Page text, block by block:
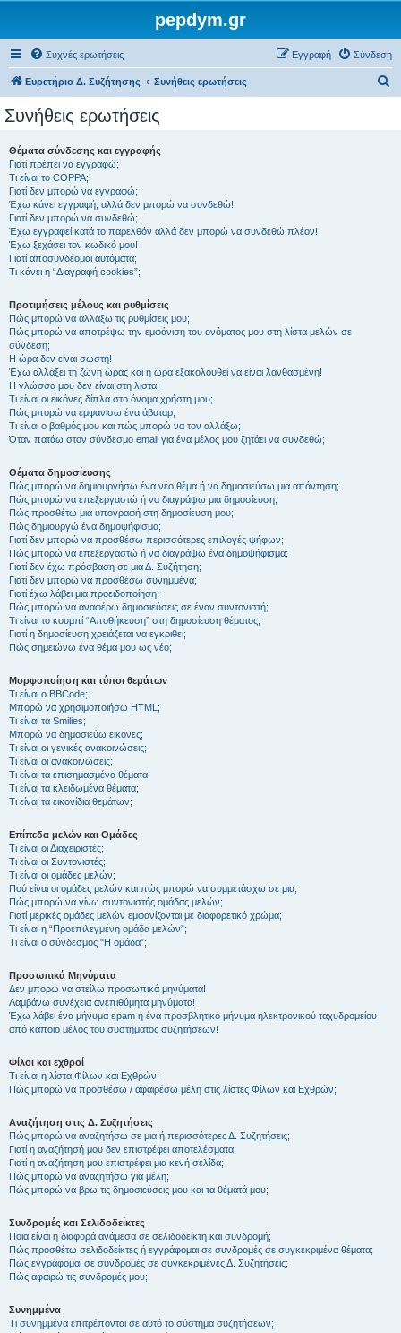
pepdym.gr
Συχνές ερωτήσεις Σύνδεση
Εγγραφή
Ευρετήριο Δ. Συζήτησης Συνήθεις ερωτήσεις
Συνήθεις ερωτήσεις
Θέματα σύνδεσης και εγγραφής
Γιατί πρέπει να εγγραφώ;
Τι είναι το COPPA;
Γιατί δεν μπορώ να εγγραφώ;
Έχω κάνει εγγραφή, αλλά δεν μπορώ να συνδεθώ!
Γιατί δεν μπορώ να συνδεθώ;
Έχω εγγραφεί κατά το παρελθόν αλλά δεν μπορώ να συνδεθώ πλέον!
Έχω ξεχάσει τον κωδικό μου!
Γιατί αποσυνδέομαι αυτόματα;
Τι κάνει η “Διαγραφή cookies”;
Προτιμήσεις μέλους και ρυθμίσεις
Πώς μπορώ να αλλάξω τις ρυθμίσεις μου;
Πώς μπορώ να αποτρέψω την εμφάνιση του ονόματος μου στη λίστα μελών σε
σύνδεση;
Η ώρα δεν είναι σωστή!
Έχω αλλάξει τη ζώνη ώρας και η ώρα εξακολουθεί να είναι λανθασμένη!
Η γλώσσα μου δεν είναι στη λίστα!
Τι είναι οι εικόνες δίπλα στο όνομα χρήστη μου;
Πώς μπορώ να εμφανίσω ένα άβαταρ;
Τι είναι ο βαθμός μου και πώς μπορώ να τον αλλάξω;
Όταν πατάω στον σύνδεσμο email για ένα μέλος μου ζητάει να συνδεθώ;
Θέματα δημοσίευσης
Πώς μπορώ να δημιουργήσω ένα νέο θέμα ή να δημοσιεύσω μια απάντηση;
Πώς μπορώ να επεξεργαστώ ή να διαγράψω μια δημοσίευση;
Πώς προσθέτω μια υπογραφή στη δημοσίευση μου;
Πώς δημιουργώ ένα δημοψήφισμα;
Γιατί δεν μπορώ να προσθέσω περισσότερες επιλογές ψήφων;
Πώς μπορώ να επεξεργαστώ ή να διαγράψω ένα δημοψήφισμα;
Γιατί δεν έχω πρόσβαση σε μια Δ. Συζήτηση;
Γιατί δεν μπορώ να προσθέσω συνημμένα;
Γιατί έχω λάβει μια προειδοποίηση;
Πώς μπορώ να αναφέρω δημοσιεύσεις σε έναν συντονιστή;
Τι είναι το κουμπί “Αποθήκευση” στη δημοσίευση θέματος;
Γιατί η δημοσίευση χρειάζεται να εγκριθεί;
Πώς σημειώνω ένα θέμα μου ως νέο;
Μορφοποίηση και τύποι θεμάτων
Τι είναι ο BBCode;
Μπορώ να χρησιμοποιήσω HTML;
Τι είναι τα Smilies;
Μπορώ να δημοσιεύω εικόνες;
Τι είναι οι γενικές ανακοινώσεις;
Τι είναι οι ανακοινώσεις;
Τι είναι τα επισημασμένα θέματα;
Τι είναι τα κλειδωμένα θέματα;
Τι είναι τα εικονίδια θεμάτων;
Επίπεδα μελών και Ομάδες
Τι είναι οι Διαχειριστές;
Τι είναι οι Συντονιστές;
Τι είναι οι ομάδες μελών;
Πού είναι οι ομάδες μελών και πώς μπορώ να συμμετάσχω σε μια;
Πώς μπορώ να γίνω συντονιστής ομάδας μελών;
Γιατί μερικές ομάδες μελών εμφανίζονται με διαφορετικό χρώμα;
Τι είναι η “Προεπιλεγμένη ομάδα μελών”;
Τι είναι ο σύνδεσμος "Η ομάδα”;
Προσωπικά Μηνύματα
Δεν μπορώ να στείλω προσωπικά μηνύματα!
Λαμβάνω συνέχεια ανεπιθύμητα μηνύματα!
Έχω λάβει ένα μήνυμα spam ή ένα προσβλητικό μήνυμα ηλεκτρονικού ταχυδρομείου
από κάποιο μέλος του συστήματος συζητήσεων!
Φίλοι και εχθροί
Τι είναι η λίστα Φίλων και Εχθρών;
Πώς μπορώ να προσθέσω / αφαιρέσω μέλη στις λίστες Φίλων και Εχθρών;
Αναζήτηση στις Δ. Συζητήσεις
Πώς μπορώ να αναζητήσω σε μια ή περισσότερες Δ. Συζητήσεις;
Γιατί η αναζήτησή μου δεν επιστρέφει αποτελέσματα;
Γιατί η αναζήτηση μου επιστρέφει μια κενή σελίδα;
Πώς μπορώ να αναζητήσω για μέλη;
Πώς μπορώ να βρω τις δημοσιεύσεις μου και τα θέματά μου;
Συνδρομές και Σελιδοδείκτες
Ποια είναι η διαφορά ανάμεσα σε σελιδοδείκτη και συνδρομή;
Πώς προσθέτω σελιδοδείκτες ή εγγράφομαι σε συνδρομές σε συγκεκριμένα θέματα;
Πώς εγγράφομαι σε συνδρομές σε συγκεκριμένες Δ. Συζητήσεις;
Πώς αφαιρώ τις συνδρομές μου;
Συνημμένα
Τι συνημμένα επιτρέπονται σε αυτό το σύστημα συζητήσεων;